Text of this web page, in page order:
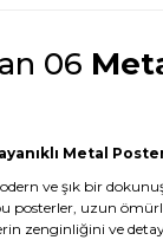
06
Metal
ve şık bir
posterler, uzun
zenginliğini ve